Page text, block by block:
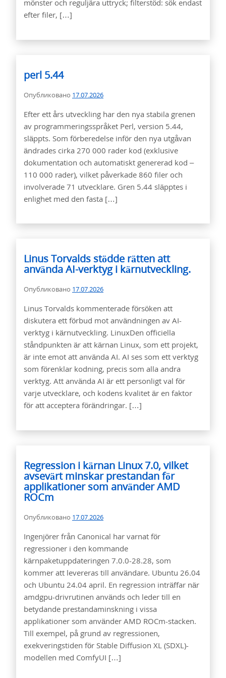
mönster och reguljära uttryck; filterstöd: sök endast
efter filer, […]
perl 5.44
Опубликовано 17.07.2026
Efter ett års utveckling har den nya stabila grenen
av programmeringsspråket Perl, version 5.44,
släppts. Som förberedelse inför den nya utgåvan
ändrades cirka 270 000 rader kod (exklusive
dokumentation och automatiskt genererad kod –
110 000 rader), vilket påverkade 860 filer och
involverade 71 utvecklare. Gren 5.44 släpptes i
enlighet med den fasta […]
Linus Torvalds stödde rätten att
använda AI-verktyg i kärnutveckling.
Опубликовано 17.07.2026
Linus Torvalds kommenterade försöken att
diskutera ett förbud mot användningen av AI-
verktyg i kärnutveckling. LinuxDen officiella
ståndpunkten är att kärnan Linux, som ett projekt,
är inte emot att använda AI. AI ses som ett verktyg
som förenklar kodning, precis som alla andra
verktyg. Att använda AI är ett personligt val för
varje utvecklare, och kodens kvalitet är en faktor
för att acceptera förändringar. […]
Regression i kärnan Linux 7.0, vilket
avsevärt minskar prestandan för
applikationer som använder AMD
ROCm
Опубликовано 17.07.2026
Ingenjörer från Canonical har varnat för
regressioner i den kommande
kärnpaketuppdateringen 7.0.0-28.28, som
kommer att levereras till användare. Ubuntu 26.04
och Ubuntu 24.04 april. En regression inträffar när
amdgpu-drivrutinen används och leder till en
betydande prestandaminskning i vissa
applikationer som använder AMD ROCm-stacken.
Till exempel, på grund av regressionen,
exekveringstiden för Stable Diffusion XL (SDXL)-
modellen med ComfyUI […]